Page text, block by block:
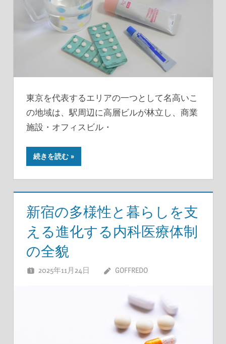
東京を代表するエリアの一つとして名高いこ
の地域は、駅周辺に高層ビルが林立し、商業
施設・オフィスビル・
続きを読む
新宿の多様性と暮らしを支
える進化する内科医療体制
の全貌
2025年11月24日 GOFFREDO